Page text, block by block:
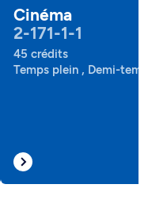
Cinéma
2-171-1-1
45 crédits
Temps plein , Demi-